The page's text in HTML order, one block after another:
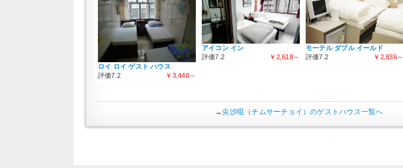
ロイ ロイ ゲスト ハウス
評価7.2
￥3,440～
アイコン イン
評価7.2
￥2,618～
モーテル ダブル イールド
評価7.2
￥2,836～
→尖沙咀（チムサーチョイ）のゲストハウス一覧へ